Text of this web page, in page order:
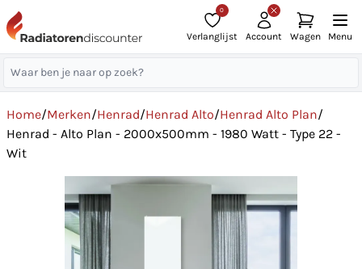
0
Verlanglijst Account Wagen Menu
Home/Merken/Henrad/Henrad Alto/Henrad Alto Plan/
Henrad - Alto Plan - 2000x500mm - 1980 Watt - Type 22 -
Wit